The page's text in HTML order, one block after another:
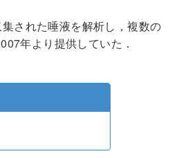
された唾液を解析し，複数の
年より提供していた．